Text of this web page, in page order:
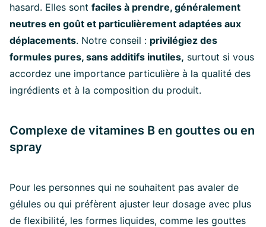
hasard. Elles sont faciles à prendre, généralement
neutres en goût et particulièrement adaptées aux
déplacements. Notre conseil : privilégiez des
formules pures, sans additifs inutiles, surtout si vous
accordez une importance particulière à la qualité des
ingrédients et à la composition du produit.
Complexe de vitamines B en gouttes ou en
spray
Pour les personnes qui ne souhaitent pas avaler de
gélules ou qui préfèrent ajuster leur dosage avec plus
de flexibilité, les formes liquides, comme les gouttes